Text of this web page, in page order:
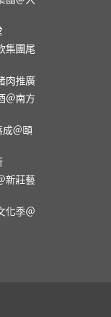
集團尾
肉推廣
＠南方
成＠頤
新莊藝
化季＠